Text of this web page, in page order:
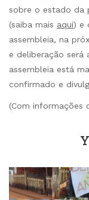
sobre o estado da
(saiba mais aqui) e
assembleia, na
e deliberação será
assembleia está
confirmado e
(Com informações